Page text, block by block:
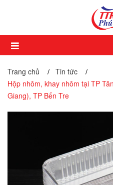
Trang chủ / Tin tức /
Hộp nhôm, khay nhôm tại TP
Giang), TP Bến Tre